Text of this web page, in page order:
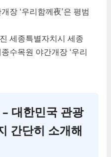
장 ‘우리함께夜’은 평범
세종특별자치시 세종
수목원 야간개장 ‘우리
대한민국 관광
간단히 소개해